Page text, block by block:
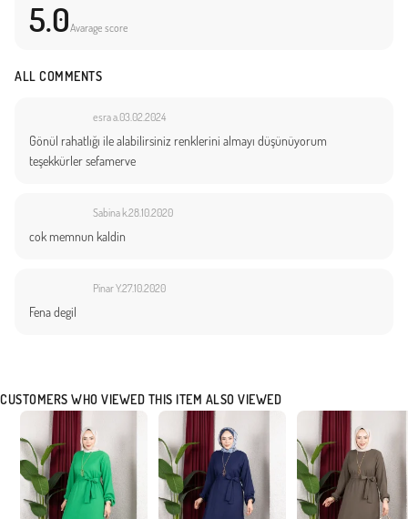
Made in Türkiye
5.0Avarage score
ALL COMMENTS
esra a.03.02.2024
Gönül rahatlığı ile alabilirsiniz renklerini almayı düşünüyorum
teşekkürler sefamerve
Sabina k.28.10.2020
cok memnun kaldin
Pinar Y.27.10.2020
Fena degil
CUSTOMERS WHO VIEWED THIS ITEM ALSO VIEWED